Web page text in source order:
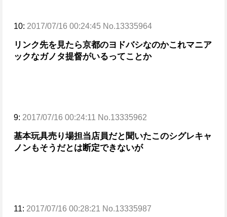
10: 2017/07/16 00:24:45 No.13335964
リンク先を見たら京都のヨドバシなのかこれマニア
ックなガノタ提督がいるってことか
9: 2017/07/16 00:24:11 No.13335962
基本玩具売り場担当店員だと聞いたこのシグレキャ
ノンもそうだとは断定できないが
11: 2017/07/16 00:28:21 No.13335987